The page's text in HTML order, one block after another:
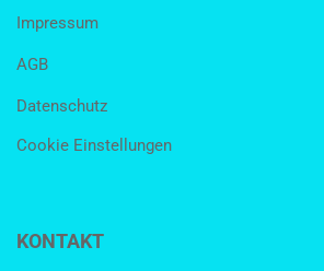
Impressum
AGB
Datenschutz
Cookie Einstellungen
KONTAKT